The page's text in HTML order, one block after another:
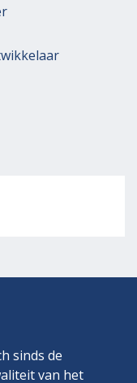
sinds de
van het